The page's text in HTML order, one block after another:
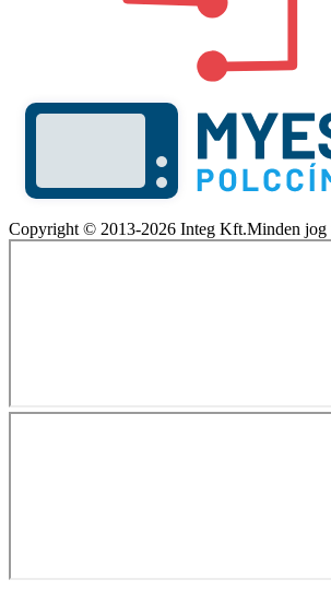
Copyright © 2013-2026 Integ Kft.Minden jog